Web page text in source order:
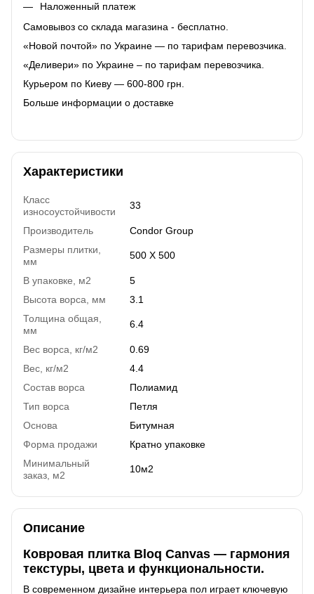
Наложенный платеж
Самовывоз со склада магазина - бесплатно.
«Новой почтой» по Украине — по тарифам перевозчика.
«Деливери» по Украине – по тарифам перевозчика.
Курьером по Киеву — 600-800 грн.
Больше информации о доставке
Характеристики
Класс
износоустойчивости
33
Производитель
Condor Group
Размеры плитки,
мм
500 Х 500
В упаковке, м2
5
Высота ворса, мм
3.1
Толщина общая,
мм
6.4
Вес ворса, кг/м2
0.69
Вес, кг/м2
4.4
Состав ворса
Полиамид
Тип ворса
Петля
Основа
Битумная
Форма продажи
Кратно упаковке
Минимальный
заказ, м2
10м2
Описание
Ковровая плитка Bloq Canvas — гармония
текстуры, цвета и функциональности.
В современном дизайне интерьера пол играет ключевую